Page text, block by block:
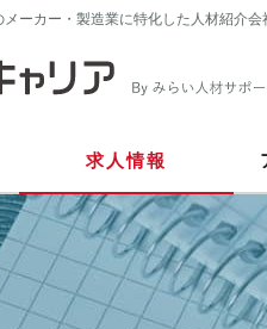
ーカー・製造業に特化した人材紹介会
求人情報